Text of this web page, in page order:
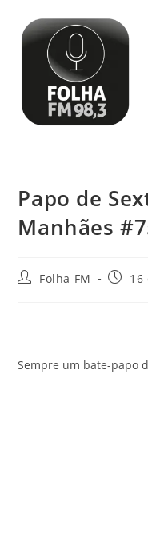
Papo de
Manhães
Folha FM 16
Sempre um bate-papo